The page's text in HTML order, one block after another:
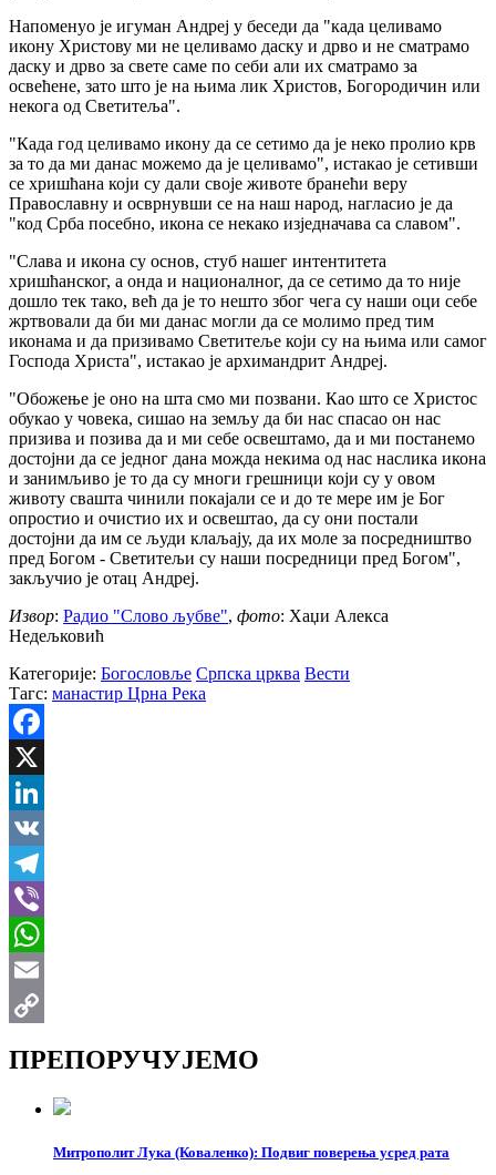
Напоменуо је игуман Андреј у беседи да "када целивамо
икону Христову ми не целивамо даску и дрво и не сматрамо
даску и дрво за свете саме по себи али их сматрамо за
освећене, зато што је на њима лик Христов, Богородичин или
некога од Светитеља".
"Када год целивамо икону да се сетимо да је неко пролио крв
за то да ми данас можемо да је целивамо", истакао је сетивши
се хришћана који су дали своје животе бранећи веру
Православну и осврнувши се на наш народ, нагласио је да
"код Срба посебно, икона се некако изједначава са славом".
"Слава и икона су основ, стуб нашег интентитета
хришћанског, а онда и националног, да се сетимо да то није
дошло тек тако, већ да је то нешто због чега су наши оци себе
жртвовали да би ми данас могли да се молимо пред тим
иконама и да призивамо Светитеље који су на њима или самог
Господа Христа", истакао је архимандрит Андреј.
"Обожење је оно на шта смо ми позвани. Као што се Христос
обукао у човека, сишао на земљу да би нас спасао он нас
призива и позива да и ми себе освештамо, да и ми постанемо
достојни да се једног дана можда некима од нас наслика икона
и занимљиво је то да су многи грешници који су у овом
животу свашта чинили покајали се и до те мере им је Бог
опростио и очистио их и освештао, да су они постали
достојни да им се људи клаљају, да их моле за посредништво
пред Богом - Светитељи су наши посредници пред Богом",
закључио је отац Андреј.
Извор: Радио "Слово љубве", фото: Хаџи Алекса
Недељковић
Категорије: Богословље Српска црква Вести
Тагс: манастир Црна Река
Facebook
X
LinkedIn
VK
Telegram
Viber
WhatsApp
Email
ПРЕПОРУЧУЈЕМО
Митрополит Лука (Коваленко): Подвиг поверења усред рата